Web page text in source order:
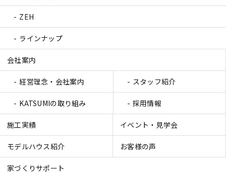
ZEH
ラインナップ
会社案内
経営理念・会社案内 スタッフ紹介
KATSUMIの取り組み 採用情報
施工実績 イベント・見学会
モデルハウス紹介 お客様の声
家づくりサポート